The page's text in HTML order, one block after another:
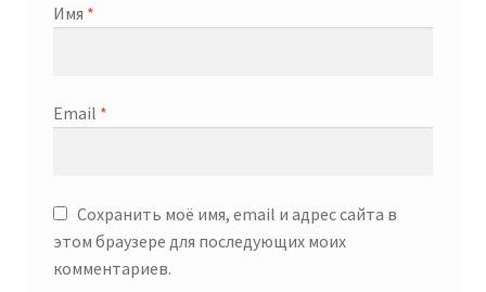
Имя *
Email *
Сохранить моё имя, email и адрес сайта в
этом браузере для последующих моих
комментариев.